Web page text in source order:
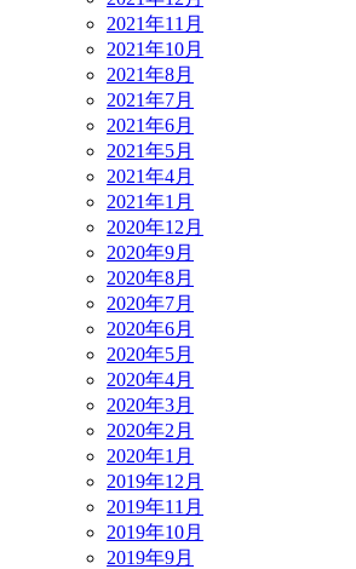
2021年11月
2021年10月
2021年8月
2021年7月
2021年6月
2021年5月
2021年4月
2021年1月
2020年12月
2020年9月
2020年8月
2020年7月
2020年6月
2020年5月
2020年4月
2020年3月
2020年2月
2020年1月
2019年12月
2019年11月
2019年10月
2019年9月